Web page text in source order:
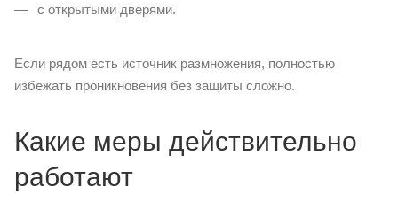
с открытыми дверями.
Если рядом есть источник размножения, полностью
избежать проникновения без защиты сложно.
Какие меры действительно
работают